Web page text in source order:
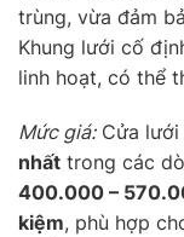
trùng, vừa đảm
Khung lưới cố
linh hoạt, có thể
Mức giá:Cửa lưới
nhất trong các
400.000 –
kiệm, phù hợp